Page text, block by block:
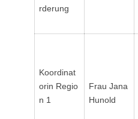
rderung
Koordinat
orin Regio
n 1
Frau Jana
Hunold